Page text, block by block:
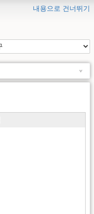
내용으로 건너뛰기